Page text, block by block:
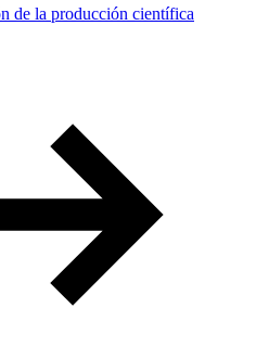
de la producción científica